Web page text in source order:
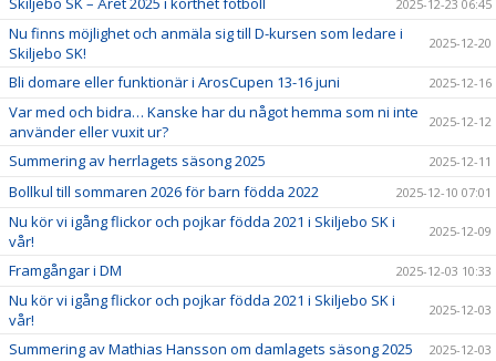
2025-12-23 06:45
Nu finns möjlighet och anmäla sig till D-kursen som ledare i
Skiljebo SK!
2025-12-20
Bli domare eller funktionär i ArosCupen 13-16 juni 2025-12-16
Var med och bidra… Kanske har du något hemma som ni inte
använder eller vuxit ur?
2025-12-12
Summering av herrlagets säsong 2025 2025-12-11
Bollkul till sommaren 2026 för barn födda 2022 2025-12-10 07:01
Nu kör vi igång flickor och pojkar födda 2021 i Skiljebo SK i
vår!
2025-12-09
Framgångar i DM 2025-12-03 10:33
Nu kör vi igång flickor och pojkar födda 2021 i Skiljebo SK i
vår!
2025-12-03
Summering av Mathias Hansson om damlagets säsong 2025 2025-12-03